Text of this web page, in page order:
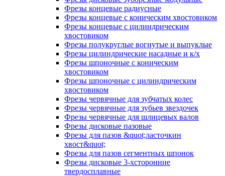
Фрезы концевые радиусные
Фрезы концевые с коническим хвостовиком
Фрезы концевые с цилиндрическим
хвостовиком
Фрезы полукруглые вогнутые и выпуклые
Фрезы цилиндрические насадные и к/х
Фрезы шпоночные с коническим
хвостовиком
Фрезы шпоночные с цилиндрическим
хвостовиком
Фрезы червячные для зубчатых колес
Фрезы червячные для зубьев звездочек
Фрезы червячные для шлицевых валов
Фрезы дисковые пазовые
Фрезы для пазов &quot;ласточкин
хвост&quot;
Фрезы для пазов сегментных шпонок
Фрезы дисковые 3-хсторонние
твердосплавные